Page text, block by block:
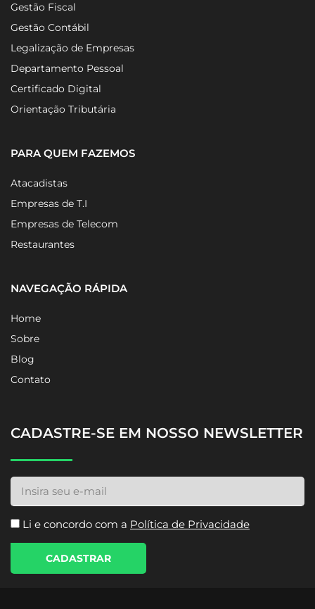
Gestão Fiscal
Gestão Contábil
Legalização de Empresas
Departamento Pessoal
Certificado Digital
Orientação Tributária
PARA QUEM FAZEMOS
Atacadistas
Empresas de T.I
Empresas de Telecom
Restaurantes
NAVEGAÇÃO RÁPIDA
Home
Sobre
Blog
Contato
CADASTRE-SE EM NOSSO NEWSLETTER
Li e concordo com a Política de Privacidade
CADASTRAR